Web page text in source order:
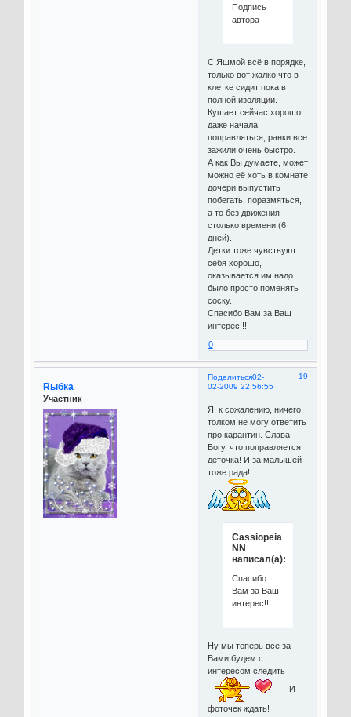
Подпись
автора
С Яшмой всё в порядке,
только вот жалко что в
клетке сидит пока в
полной изоляции.
Кушает сейчас хорошо,
даже начала
поправляться, ранки все
зажили очень быстро.
А как Вы думаете, может
можно её хоть в комнате
дочери выпустить
побегать, поразмяться,
а то без движения
столько времени (6
дней).
Детки тоже чувствуют
себя хорошо,
оказывается им надо
было просто поменять
соску.
Спасибо Вам за Ваш
интерес!!!
0
Поделиться 19
02-
02-2009 22:56:55
Rыбка
Участник
Я, к сожалению, ничего
толком не могу ответить
про карантин. Слава
Богу, что поправляется
деточка! И за малышей
тоже рада!
Cassiopeia
NN
написал(а):
Спасибо
Вам за Ваш
интерес!!!
Ну мы теперь все за
Вами будем с
интересом следить
И
фоточек ждать!